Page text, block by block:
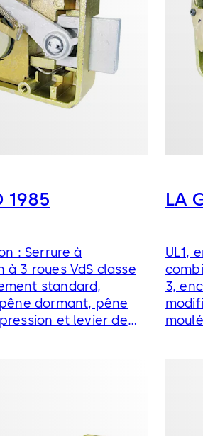
1985
: Serrure à
à 3 roues VdS classe
standard,
dormant, pêne
et levier de
LA
UL1,
3,